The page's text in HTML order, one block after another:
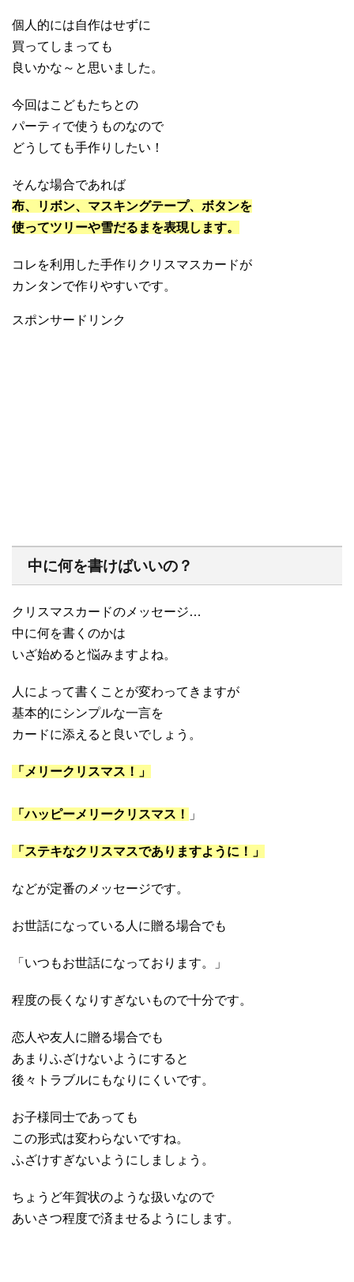
個人的には自作はせずに
買ってしまっても
良いかな～と思いました。
今回はこどもたちとの
パーティで使うものなので
どうしても手作りしたい！
そんな場合であれば
布、リボン、マスキングテープ、ボタンを
使ってツリーや雪だるまを表現します。
コレを利用した手作りクリスマスカードが
カンタンで作りやすいです。
スポンサードリンク
中に何を書けばいいの？
クリスマスカードのメッセージ…
中に何を書くのかは
いざ始めると悩みますよね。
人によって書くことが変わってきますが
基本的にシンプルな一言を
カードに添えると良いでしょう。
「メリークリスマス！」
「ハッピーメリークリスマス！ 」
「ステキなクリスマスでありますように！」
などが定番のメッセージです。
お世話になっている人に贈る場合でも
「いつもお世話になっております。」
程度の長くなりすぎないもので十分です。
恋人や友人に贈る場合でも
あまりふざけないようにすると
後々トラブルにもなりにくいです。
お子様同士であっても
この形式は変わらないですね。
ふざけすぎないようにしましょう。
ちょうど年賀状のような扱いなので
あいさつ程度で済ませるようにします。